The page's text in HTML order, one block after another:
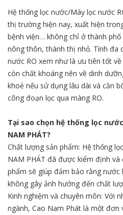
Hệ thống lọc nước/Máy lọc nước
thị trường hiện nay, xuất hiện
bệnh viện… không chỉ ở thành
nông thôn, thành thị nhỏ. Tính đa
nước RO xem như là ưu tiên tốt
còn chất khoáng nên về dinh
khoẻ nếu sử dụng lâu dài và cần
công đoạn lọc qua màng RO.
Tại sao chọn hệ thống lọc nước
NAM PHÁT?
Chất lượng sản phẩm: Hệ thống
NAM PHÁT đã được kiểm định
phẩm sẽ giúp đảm bảo rằng nước
không gây ảnh hưởng đến chất
Kinh nghiệm và chuyên môn: Với
ngành, Cao Nam Phát là một